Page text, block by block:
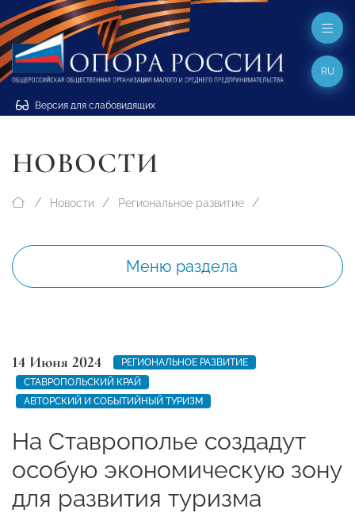
Версия для слабовидящих
RU
НОВОСТИ
Новости Региональное развитие
Меню раздела
14 Июня 2024
РЕГИОНАЛЬНОЕ РАЗВИТИЕ
СТАВРОПОЛЬСКИЙ КРАЙ
АВТОРСКИЙ И СОБЫТИЙНЫЙ ТУРИЗМ
На Ставрополье создадут
особую экономическую зону
для развития туризма